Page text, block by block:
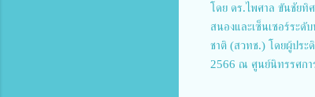
โดย ดร.ไพศาล ขันชัยทิ
สนองและเซ็นเซอร์ระดั
ชาติ (สวทช.) โดยผู้ประ
2566 ณ ศูนย์นิทรรศกา